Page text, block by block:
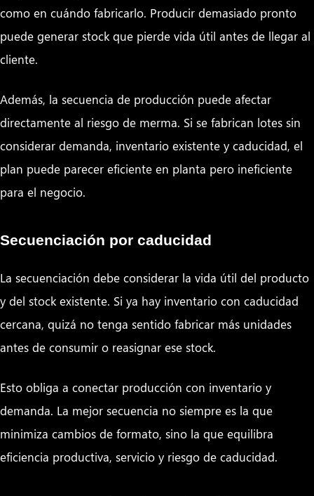
como en cuándo fabricarlo. Producir demasiado pronto
puede generar stock que pierde vida útil antes de llegar al
cliente.
Además, la secuencia de producción puede afectar
directamente al riesgo de merma. Si se fabrican lotes sin
considerar demanda, inventario existente y caducidad, el
plan puede parecer eficiente en planta pero ineficiente
para el negocio.
Secuenciación por caducidad
La secuenciación debe considerar la vida útil del producto
y del stock existente. Si ya hay inventario con caducidad
cercana, quizá no tenga sentido fabricar más unidades
antes de consumir o reasignar ese stock.
Esto obliga a conectar producción con inventario y
demanda. La mejor secuencia no siempre es la que
minimiza cambios de formato, sino la que equilibra
eficiencia productiva, servicio y riesgo de caducidad.